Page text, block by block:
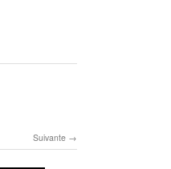
Suivante